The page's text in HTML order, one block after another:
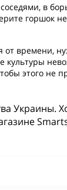
в
горшок
времени,
этого не